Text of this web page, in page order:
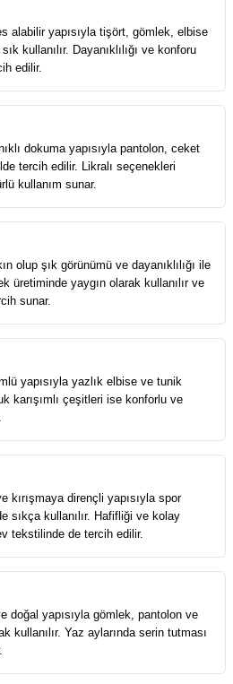
alabilir yapısıyla tişört, gömlek, elbise
kullanılır. Dayanıklılığı ve konforu
edilir.
dokuma yapısıyla pantolon, ceket
tercih edilir. Likralı seçenekleri
kullanım sunar.
olup şık görünümü ve dayanıklılığı ile
üretiminde yaygın olarak kullanılır ve
sunar.
yapısıyla yazlık elbise ve tunik
karışımlı çeşitleri ise konforlu ve
kırışmaya dirençli yapısıyla spor
sıkça kullanılır. Hafifliği ve kolay
tekstilinde de tercih edilir.
doğal yapısıyla gömlek, pantolon ve
kullanılır. Yaz aylarında serin tutması